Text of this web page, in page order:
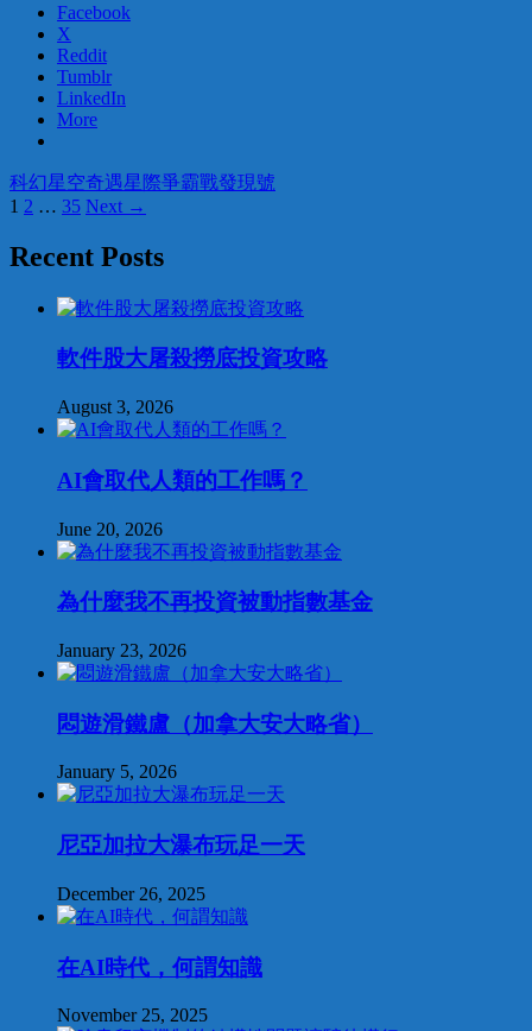
Facebook
X
Reddit
Tumblr
LinkedIn
More
科幻星空奇遇星際爭霸戰發現號
Posts
1 2 … 35 Next →
Recent Posts
軟件股大屠殺撈底投資攻略
August 3, 2026
AI會取代人類的工作嗎？
June 20, 2026
為什麼我不再投資被動指數基金
January 23, 2026
悶遊滑鐵盧（加拿大安大略省）
January 5, 2026
尼亞加拉大瀑布玩足一天
December 26, 2025
在AI時代，何謂知識
November 25, 2025